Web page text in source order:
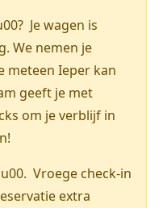
Je wagen is
We nemen je
meteen Ieper kan
geeft je met
om je verblijf in
Vroege check-in
extra